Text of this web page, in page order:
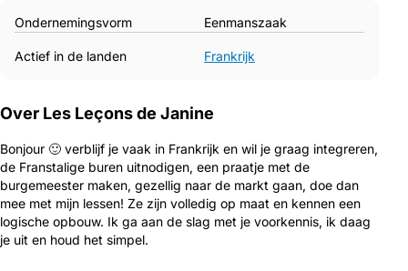
Ondernemingsvorm Eenmanszaak
Actief in de landen Frankrijk
Over Les Leçons de Janine
Bonjour 🙂 verblijf je vaak in Frankrijk en wil je graag integreren,
de Franstalige buren uitnodigen, een praatje met de
burgemeester maken, gezellig naar de markt gaan, doe dan
mee met mijn lessen! Ze zijn volledig op maat en kennen een
logische opbouw. Ik ga aan de slag met je voorkennis, ik daag
je uit en houd het simpel.